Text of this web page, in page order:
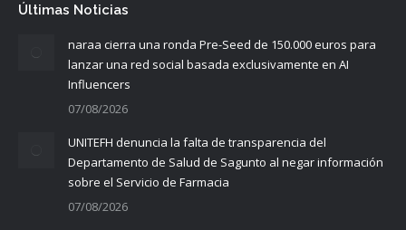
Últimas Noticias
naraa cierra una ronda Pre-Seed de 150.000 euros para
lanzar una red social basada exclusivamente en AI
Influencers
07/08/2026
UNITEFH denuncia la falta de transparencia del
Departamento de Salud de Sagunto al negar información
sobre el Servicio de Farmacia
07/08/2026